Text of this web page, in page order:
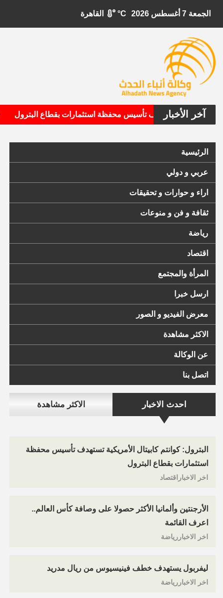
الجمعة 7 أغسطس 2026 °C
آخر الأخبار
الأمريكية تستهدف تأسيس محفظة استثمارات بقطاع البترول •
الرئيسية
عربي و دولي
اراء و حوارات و تحقيقات
ثقافة و فن و منوعات
رياضة
اقتصاد
المرأة والمجتمع
ارسل خبرا
معرض الفيديو و الصور
الاكثر مشاهدة
عن الوكالة
اتصل بنا
احدث الاخبار الاكثر مشاهدة
البترول: كوانتم كابيتال الأمريكية تستهدف تأسيس محفظة
استثمارات بقطاع البترول
اخر الاخباراقتصاد
الأرجنتين وألمانيا الأكثر حصولا على وصافة كأس العالم..
اعرف القائمة
اخر الاخباررياضة
ليفربول يستهدف خطف فينيسيوس من ريال مدريد
اخر الاخباررياضة